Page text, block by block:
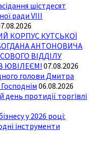
шістдесят
ради VIII
КОРПУС КУТСЬКОЇ
АНТОНОВИЧА
ВІДДІЛУ
ЮВІЛЕЄМ!07.08.2026
голови Дмитра
06.08.2026
день протидії торгівлі
у 2026 році:
інструменти